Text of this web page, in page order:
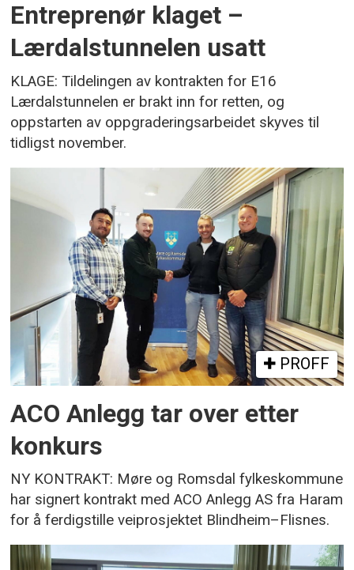
Entreprenør klaget –
Lærdalstunnelen usatt
KLAGE: Tildelingen av kontrakten for E16
Lærdalstunnelen er brakt inn for retten, og
oppstarten av oppgraderingsarbeidet skyves til
tidligst november.
PROFF
ACO Anlegg tar over etter
konkurs
NY KONTRAKT: Møre og Romsdal fylkeskommune
har signert kontrakt med ACO Anlegg AS fra Haram
for å ferdigstille veiprosjektet Blindheim–Flisnes.